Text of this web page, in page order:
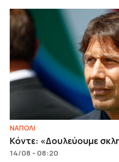
ΝΑΠΟΛΙ
Κόντε: «Δουλεύουμε
14/08 - 08:20